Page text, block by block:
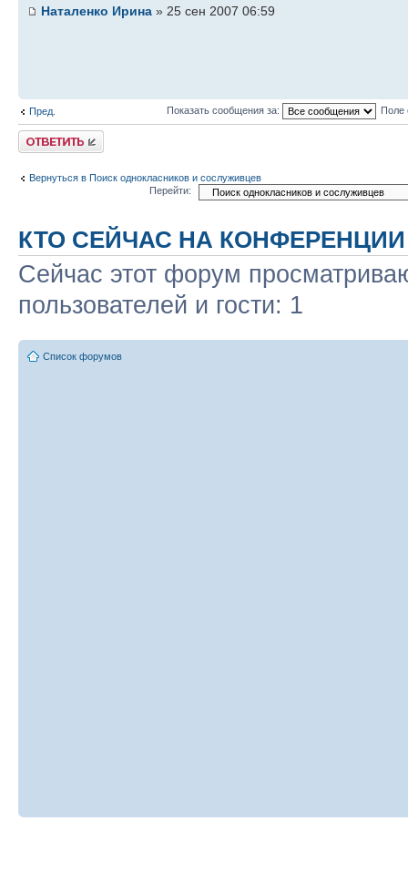
Наталенко Ирина » 25 сен 2007 06:59
Пред. Показать сообщения за: Поле
Ответить
Вернуться в Поиск однокласников и сослуживцев
Перейти:
КТО СЕЙЧАС НА КОНФЕРЕНЦИИ
Сейчас этот форум
пользователей и гости: 1
Список форумов